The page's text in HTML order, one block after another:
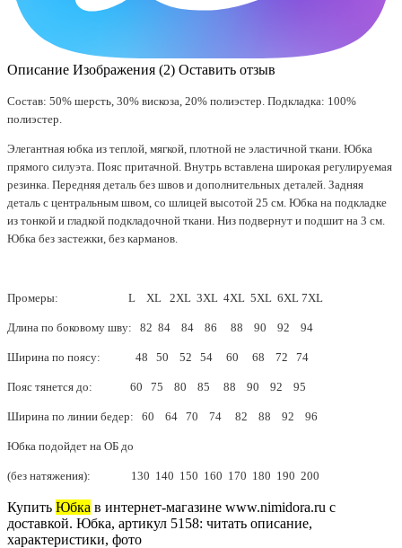
Описание Изображения (2) Оставить отзыв
Состав: 50% шерсть, 30% вискоза, 20% полиэстер. Подкладка: 100%
полиэстер.
Элегантная юбка из теплой, мягкой, плотной не эластичной ткани. Юбка
прямого силуэта. Пояс притачной. Внутрь вставлена широкая регулируемая
резинка. Передняя деталь без швов и дополнительных деталей. Задняя
деталь с центральным швом, со шлицей высотой 25 см. Юбка на подкладке
из тонкой и гладкой подкладочной ткани. Низ подвернут и подшит на 3 см.
Юбка без застежки, без карманов.
Промеры: L XL 2XL 3XL 4XL 5XL 6XL 7XL
Длина по боковому шву: 82 84 84 86 88 90 92 94
Ширина по поясу: 48 50 52 54 60 68 72 74
Пояс тянется до: 60 75 80 85 88 90 92 95
Ширина по линии бедер: 60 64 70 74 82 88 92 96
Юбка подойдет на ОБ до
(без натяжения): 130 140 150 160 170 180 190 200
Купить Юбка в интернет-магазине www.nimidora.ru с
доставкой. Юбка, артикул 5158: читать описание,
характеристики, фото